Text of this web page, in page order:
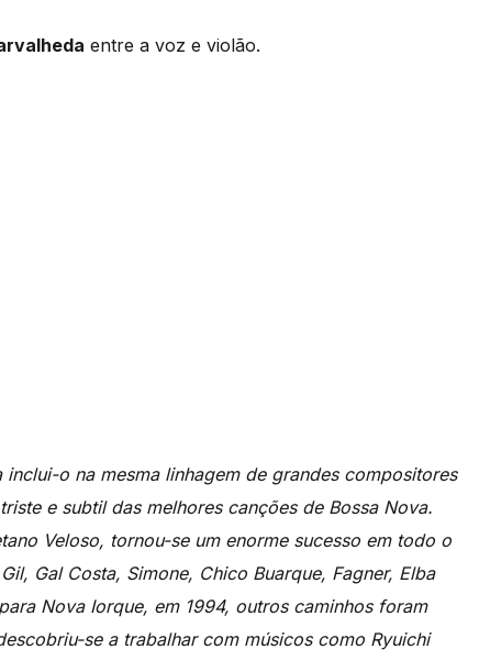
entre a voz e violão.
o na mesma linhagem de grandes compositores
e subtil das melhores canções de Bossa Nova.
Veloso, tornou-se um enorme sucesso em todo o
Gal Costa, Simone, Chico Buarque, Fagner, Elba
Nova Iorque, em 1994, outros caminhos foram
se a trabalhar com músicos como Ryuichi